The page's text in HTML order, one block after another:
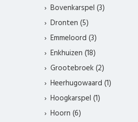
Bovenkarspel (3)
Dronten (5)
Emmeloord (3)
Enkhuizen (18)
Grootebroek (2)
Heerhugowaard (1)
Hoogkarspel (1)
Hoorn (6)